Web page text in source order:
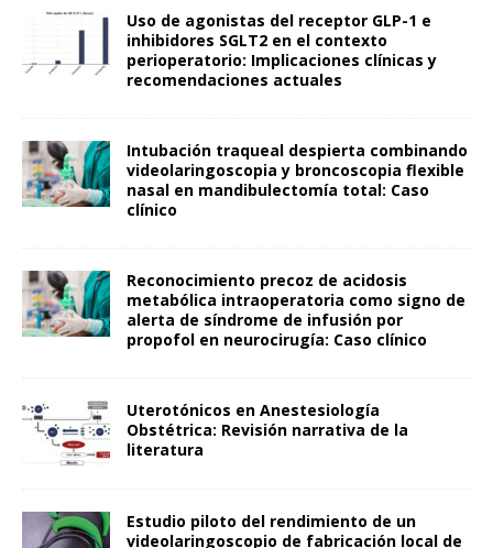
Uso de agonistas del receptor GLP-1 e
inhibidores SGLT2 en el contexto
perioperatorio: Implicaciones clínicas y
recomendaciones actuales
Intubación traqueal despierta combinando
videolaringoscopia y broncoscopia flexible
nasal en mandibulectomía total: Caso
clínico
Reconocimiento precoz de acidosis
metabólica intraoperatoria como signo de
alerta de síndrome de infusión por
propofol en neurocirugía: Caso clínico
Uterotónicos en Anestesiología
Obstétrica: Revisión narrativa de la
literatura
Estudio piloto del rendimiento de un
videolaringoscopio de fabricación local de